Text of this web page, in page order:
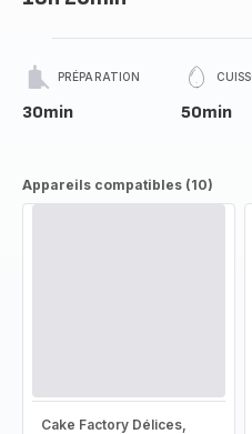
PRÉPARATION
30min 50min
Appareils compatibles (10)
Cake Factory Délices,